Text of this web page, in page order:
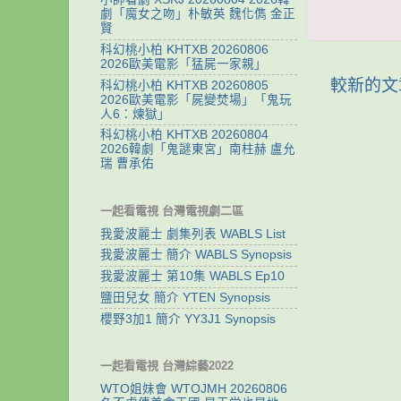
較新的
劇「魔女之吻」朴敏英 魏化儁 金正
賢
科幻桃小柏 KHTXB 20260806
2026歐美電影「猛屍一家親」
科幻桃小柏 KHTXB 20260805
2026歐美電影「屍變焚場」「鬼玩
人6：煉獄」
科幻桃小柏 KHTXB 20260804
2026韓劇「鬼謎東宮」南柱赫 盧允
瑞 曹承佑
一起看電視 台灣電視劇二區
我愛波麗士 劇集列表 WABLS List
我愛波麗士 簡介 WABLS Synopsis
我愛波麗士 第10集 WABLS Ep10
鹽田兒女 簡介 YTEN Synopsis
櫻野3加1 簡介 YY3J1 Synopsis
一起看電視 台灣綜藝2022
WTO姐妹會 WTOJMH 20260806